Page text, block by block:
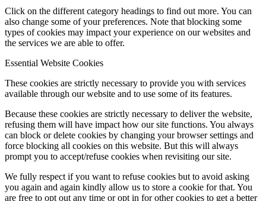
Click on the different category headings to find out more. You can
also change some of your preferences. Note that blocking some
types of cookies may impact your experience on our websites and
the services we are able to offer.
Essential Website Cookies
These cookies are strictly necessary to provide you with services
available through our website and to use some of its features.
Because these cookies are strictly necessary to deliver the website,
refusing them will have impact how our site functions. You always
can block or delete cookies by changing your browser settings and
force blocking all cookies on this website. But this will always
prompt you to accept/refuse cookies when revisiting our site.
We fully respect if you want to refuse cookies but to avoid asking
you again and again kindly allow us to store a cookie for that. You
are free to opt out any time or opt in for other cookies to get a better